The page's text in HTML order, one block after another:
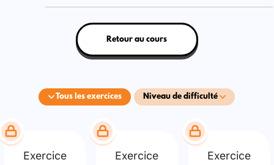
Tous les exercices Niveau de difficulté
Retour au cours
Exercice Exercice Exercice